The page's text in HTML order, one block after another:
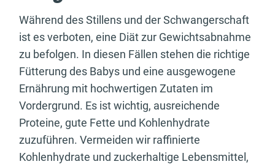
Während des Stillens und der Schwangerschaft
ist es verboten, eine Diät zur Gewichtsabnahme
zu befolgen. In diesen Fällen stehen die richtige
Fütterung des Babys und eine ausgewogene
Ernährung mit hochwertigen Zutaten im
Vordergrund. Es ist wichtig, ausreichende
Proteine, gute Fette und Kohlenhydrate
zuzuführen. Vermeiden wir raffinierte
Kohlenhydrate und zuckerhaltige Lebensmittel,